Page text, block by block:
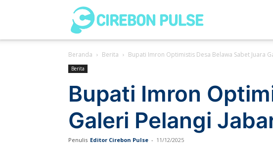
Pulse
Beranda Berita Bupati Imron Optimistis Desa Belawa Sabet Juara
Berita
Bupati Imron
Galeri Pelangi
Penulis Editor Cirebon Pulse - 11/12/2025